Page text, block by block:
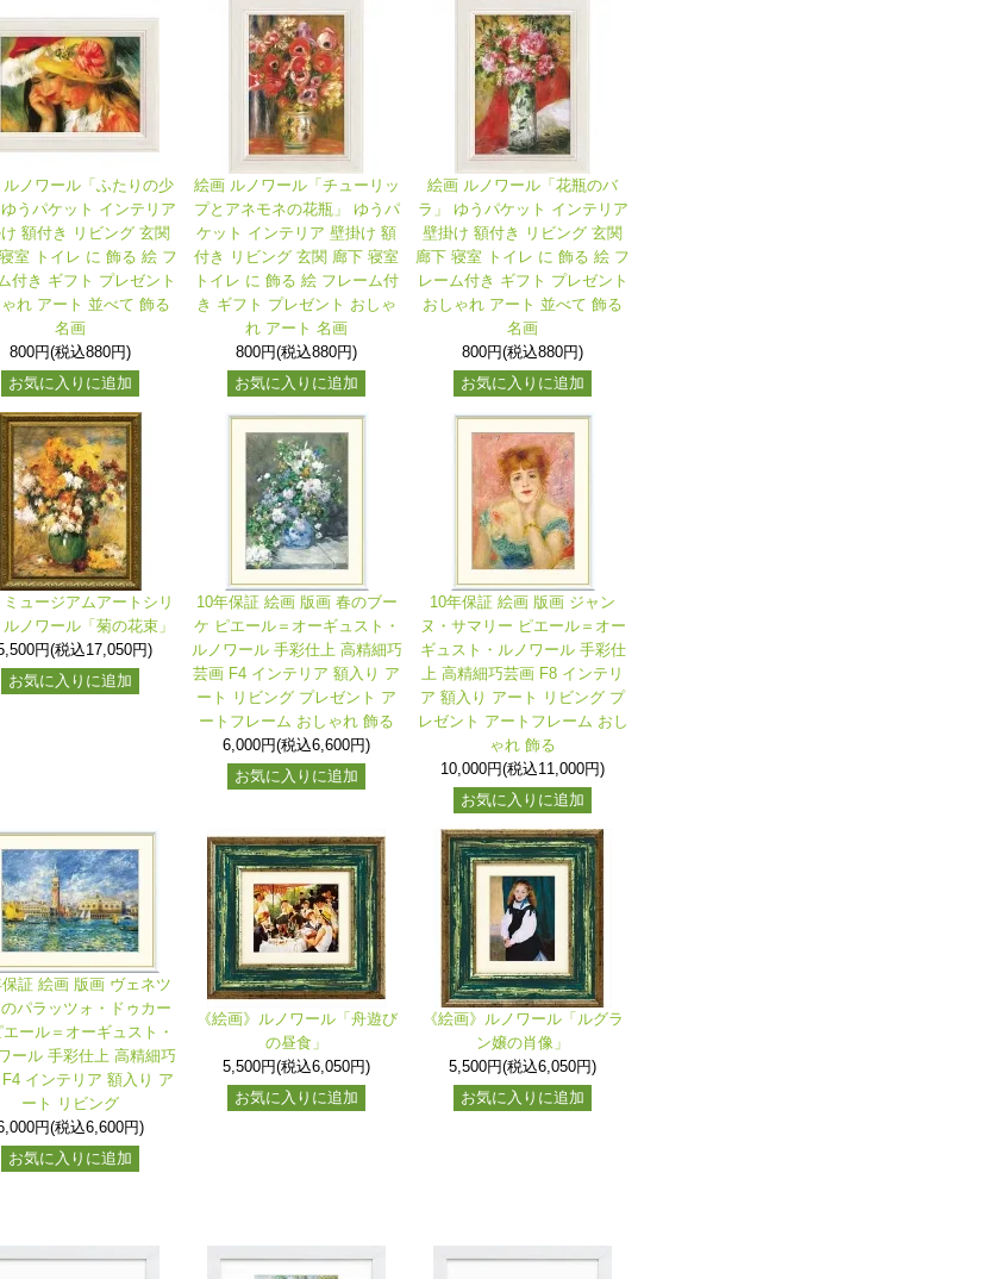
ノワール「ふたりの少
うパケット インテリア
額付き リビング 玄関
室 トイレ に 飾る 絵 フ
付き ギフト プレゼント
れ アート 並べて 飾る
名画
800円(税込880円)
お気に入りに追加
絵画 ルノワール「チューリッ
プとアネモネの花瓶」 ゆうパ
ケット インテリア 壁掛け 額
付き リビング 玄関 廊下 寝室
トイレ に 飾る 絵 フレーム付
き ギフト プレゼント おしゃ
れ アート 名画
800円(税込880円)
お気に入りに追加
絵画 ルノワール「花瓶のバ
ラ」 ゆうパケット インテリア
壁掛け 額付き リビング 玄関
廊下 寝室 トイレ に 飾る 絵 フ
レーム付き ギフト プレゼント
おしゃれ アート 並べて 飾る
名画
800円(税込880円)
お気に入りに追加
ュージアムアートシリ
ノワール「菊の花束」
円(税込17,050円)
お気に入りに追加
10年保証 絵画 版画 春のブー
ケ ピエール＝オーギュスト・
ルノワール 手彩仕上 高精細巧
芸画 F4 インテリア 額入り ア
ート リビング プレゼント ア
ートフレーム おしゃれ 飾る
6,000円(税込6,600円)
お気に入りに追加
10年保証 絵画 版画 ジャン
ヌ・サマリー ピエール＝オー
ギュスト・ルノワール 手彩仕
上 高精細巧芸画 F8 インテリ
ア 額入り アート リビング プ
レゼント アートフレーム おし
ゃれ 飾る
10,000円(税込11,000円)
お気に入りに追加
保証 絵画 版画 ヴェネツ
のパラッツォ・ドゥカー
エール＝オーギュスト・
ール 手彩仕上 高精細巧
インテリア 額入り ア
ート リビング
円(税込6,600円)
お気に入りに追加
《絵画》ルノワール「舟遊び
の昼食」
5,500円(税込6,050円)
お気に入りに追加
《絵画》ルノワール「ルグラ
ン嬢の肖像」
5,500円(税込6,050円)
お気に入りに追加